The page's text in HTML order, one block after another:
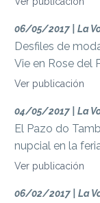
06/05/2017 | La
Desfiles de
Vie en Rose del
Ver publicación
04/05/2017 | La
El Pazo do
nupcial en la
Ver publicación
06/02/2017 | La